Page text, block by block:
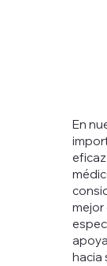
En
mejor
hacia